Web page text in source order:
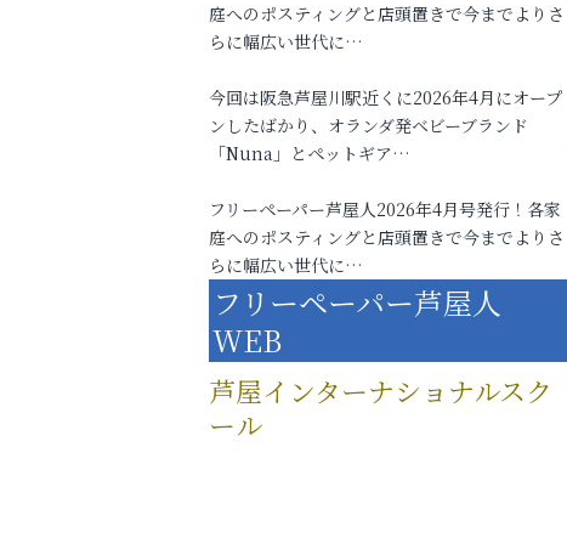
庭へのポスティングと店頭置きで今までよりさ
らに幅広い世代に…
今回は阪急芦屋川駅近くに2026年4月にオープ
ンしたばかり、オランダ発ベビーブランド
「Nuna」とペットギア…
フリーペーパー芦屋人2026年4月号発行！各家
庭へのポスティングと店頭置きで今までよりさ
らに幅広い世代に…
フリーペーパー芦屋人
WEB
芦屋インターナショナルスク
ール